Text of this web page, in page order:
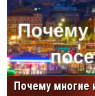
Почему многие